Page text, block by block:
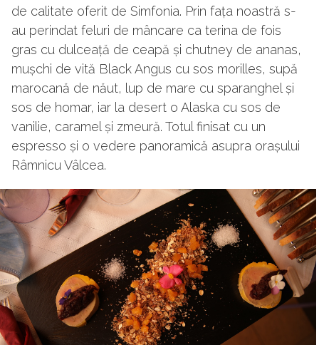
de calitate oferit de Simfonia. Prin fața noastră s-
au perindat feluri de mâncare ca terina de fois
gras cu dulceață de ceapă și chutney de ananas,
mușchi de vită Black Angus cu sos morilles, supă
marocană de năut, lup de mare cu sparanghel și
sos de homar, iar la desert o Alaska cu sos de
vanilie, caramel și zmeură. Totul finisat cu un
espresso și o vedere panoramică asupra orașului
Râmnicu Vâlcea.